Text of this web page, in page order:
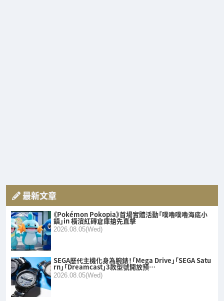
最新文章
《Pokémon Pokopia》首場實體活動「噗嚕噗嚕海底小
鎮」in 橫濱紅磚倉庫搶先直擊
2026.08.05(Wed)
SEGA歷代主機化身為腕錶！「Mega Drive」「SEGA Satu
rn」「Dreamcast」3款型號開放預…
2026.08.05(Wed)